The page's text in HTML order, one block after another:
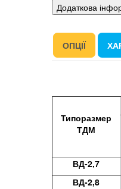
Додаткова
ОПЦІЇ
Типоразмер
ТДМ
ВД-2,7
ВД-2,8